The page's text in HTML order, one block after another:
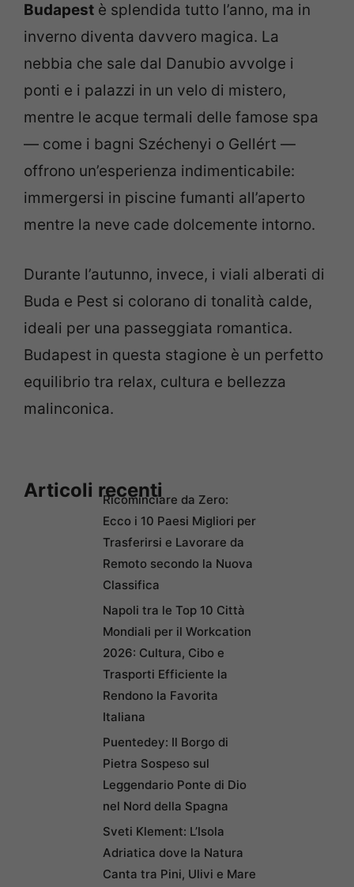
Budapest è splendida tutto l’anno, ma in
inverno diventa davvero magica. La
nebbia che sale dal Danubio avvolge i
ponti e i palazzi in un velo di mistero,
mentre le acque termali delle famose spa
— come i bagni Széchenyi o Gellért —
offrono un’esperienza indimenticabile:
immergersi in piscine fumanti all’aperto
mentre la neve cade dolcemente intorno.
Durante l’autunno, invece, i viali alberati di
Buda e Pest si colorano di tonalità calde,
ideali per una passeggiata romantica.
Budapest in questa stagione è un perfetto
equilibrio tra relax, cultura e bellezza
malinconica.
Articoli recentiRicominciare da Zero:
Ecco i 10 Paesi Migliori per
Trasferirsi e Lavorare da
Remoto secondo la Nuova
Classifica
Napoli tra le Top 10 Città
Mondiali per il Workcation
2026: Cultura, Cibo e
Trasporti Efficiente la
Rendono la Favorita
Italiana
Puentedey: Il Borgo di
Pietra Sospeso sul
Leggendario Ponte di Dio
nel Nord della Spagna
Sveti Klement: L’Isola
Adriatica dove la Natura
Canta tra Pini, Ulivi e Mare